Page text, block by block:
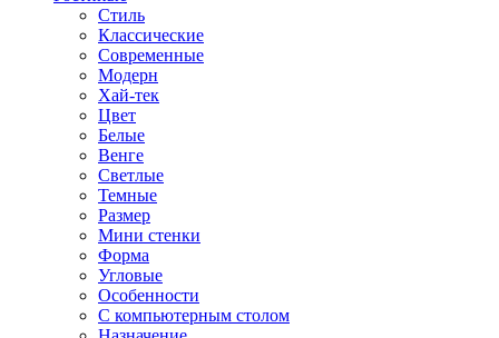
Стиль
Классические
Современные
Модерн
Хай-тек
Цвет
Белые
Венге
Светлые
Темные
Размер
Мини стенки
Форма
Угловые
Особенности
С компьютерным столом